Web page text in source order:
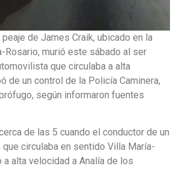
de James Craik, ubicado en la
Rosario, murió este sábado al ser
que circulaba a alta
de un control de la Policía Caminera,
según informaron fuentes
de las 5 cuando el conductor de un
circulaba en sentido Villa María-
alta velocidad a Analía de los